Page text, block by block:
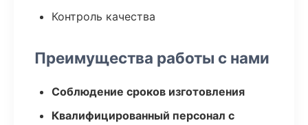
Контроль качества
Преимущества работы с нами
Соблюдение сроков изготовления
Квалифицированный персонал с